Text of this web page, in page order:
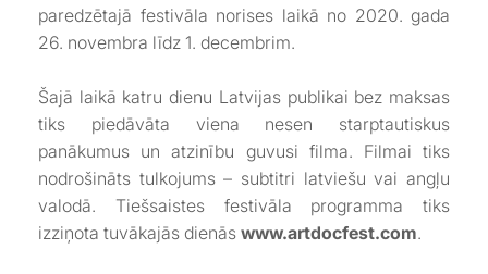
paredzētajā festivāla norises laikā no 2020. gada
26. novembra līdz 1. decembrim.
Šajā laikā katru dienu Latvijas publikai bez maksas
tiks piedāvāta viena nesen starptautiskus
panākumus un atzinību guvusi filma. Filmai tiks
nodrošināts tulkojums – subtitri latviešu vai angļu
valodā. Tiešsaistes festivāla programma tiks
izziņota tuvākajās dienās www.artdocfest.com.